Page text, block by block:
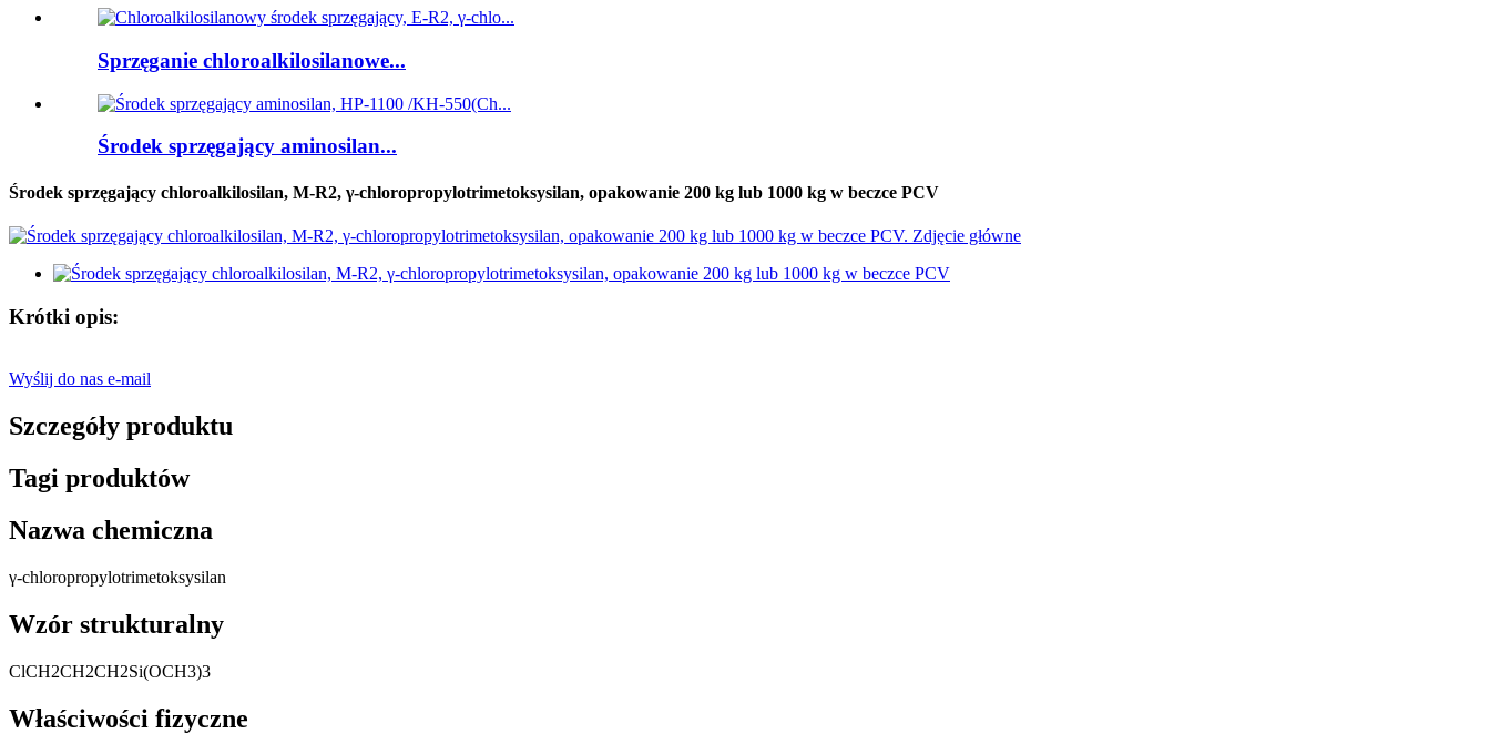
Sprzęganie chloroalkilosilanowe...
Środek sprzęgający aminosilan...
Środek sprzęgający chloroalkilosilan, M-R2, γ-chloropropylotrimetoksysilan, opakowanie 200 kg lub 1000 kg w beczce PCV
Krótki opis:
Wyślij do nas e-mail
Szczegóły produktu
Tagi produktów
Nazwa chemiczna
γ-chloropropylotrimetoksysilan
Wzór strukturalny
ClCH2CH2CH2Si(OCH3)3
Właściwości fizyczne